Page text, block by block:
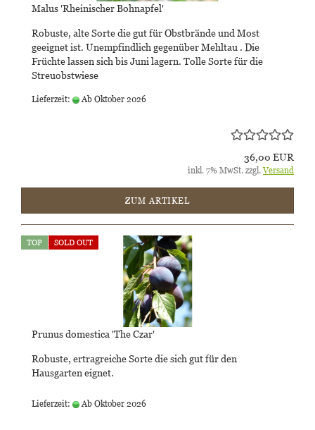
Malus 'Rheinischer Bohnapfel'
Robuste, alte Sorte die gut für Obstbrände und Most
geeignet ist. Unempfindlich gegenüber Mehltau . Die
Früchte lassen sich bis Juni lagern. Tolle Sorte für die
Streuobstwiese
Lieferzeit: Ab Oktober 2026
36,00 EUR
inkl. 7% MwSt. zzgl.Versand
ZUM ARTIKEL
TOP SOLD OUT
Prunus domestica 'The Czar'
Robuste, ertragreiche Sorte die sich gut für den
Hausgarten eignet.
Lieferzeit: Ab Oktober 2026